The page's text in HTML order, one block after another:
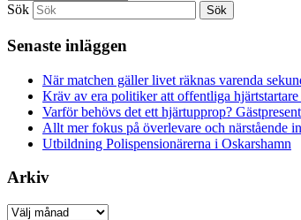
Sök
Senaste inläggen
När matchen gäller livet räknas varenda
Kräv av era politiker att offentliga
Varför behövs det ett hjärtupprop?
Allt mer fokus på överlevare och närstående
Utbildning Polispensionärerna i Oskarshamn
Arkiv
Arkiv